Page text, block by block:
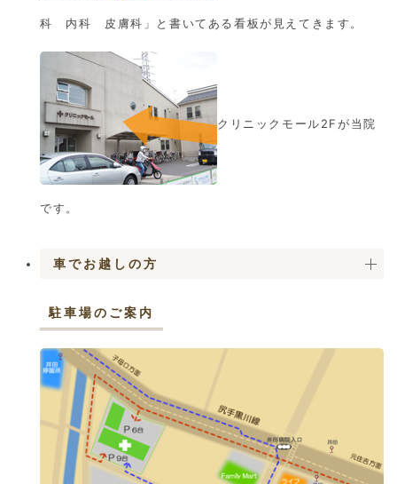
科 内科 皮膚科」と書いてある看板が見えてきます。
クリニックモール2Fが当院
です。
車でお越しの方
駐車場のご案内